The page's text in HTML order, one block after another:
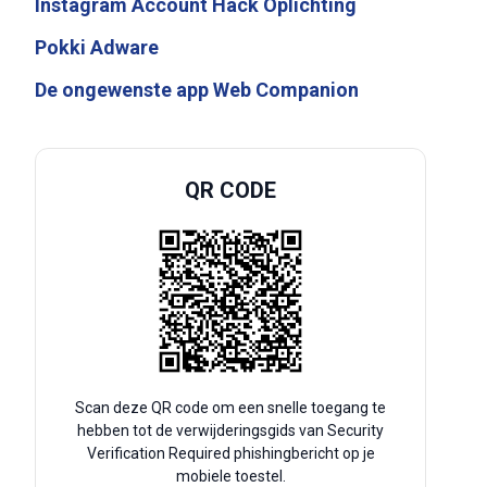
Instagram Account Hack Oplichting
Pokki Adware
De ongewenste app Web Companion
QR CODE
Scan deze QR code om een snelle toegang te
hebben tot de verwijderingsgids van Security
Verification Required phishingbericht op je
mobiele toestel.